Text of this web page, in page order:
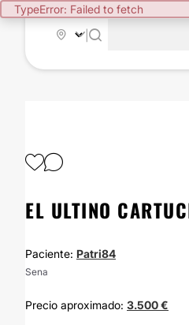
TypeError: Failed to fetch
EL ULTINO
Paciente: Patri84
Sena
Precio aproximado: 3.500 €